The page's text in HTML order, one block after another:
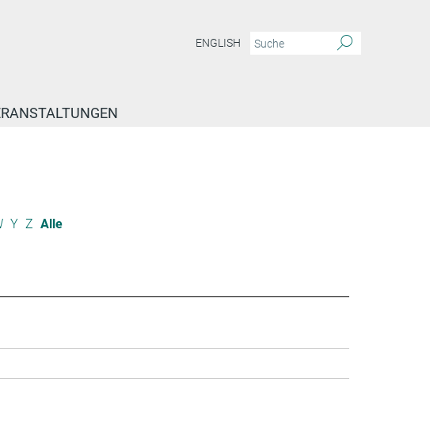
ENGLISH
Y Z Alle